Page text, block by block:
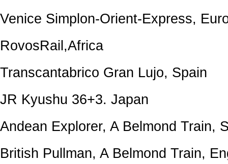
Venice Simplon-Orient-Express,
RovosRail,Africa
Transcantabrico Gran Lujo, Spain
JR Kyushu 36+3. Japan
Andean Explorer, A Belmond Train,
British Pullman, A Belmond Train,